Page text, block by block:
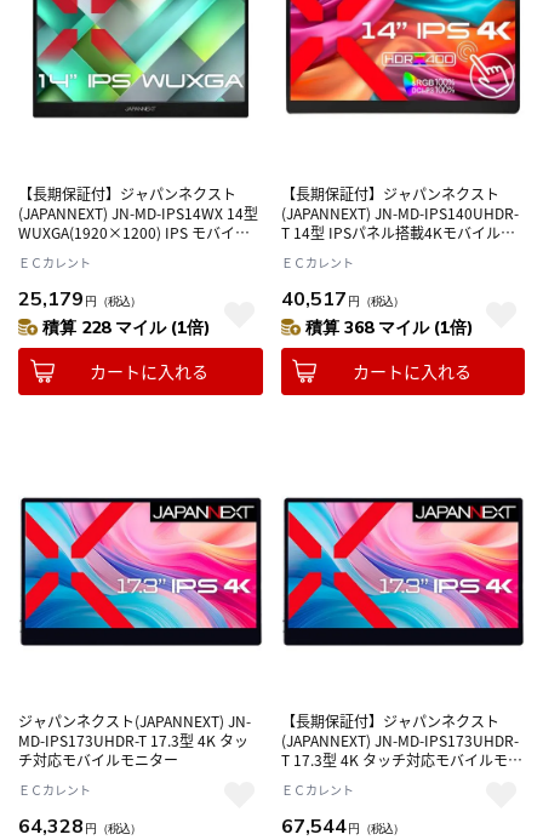
【長期保証付】ジャパンネクスト
(JAPANNEXT) JN-MD-IPS14WX 14型
WUXGA(1920×1200) IPS モバイル
ＥＣカレント
25,179 円 （税込）
積算 228 マイル (1倍)
カートに入れる
【長期保証付】ジャパンネクスト
(JAPANNEXT) JN-MD-IPS140UHDR-
T 14型 IPSパネル搭載4Kモバイルモ
ＥＣカレント
40,517 円 （税込）
積算 368 マイル (1倍)
カートに入れる
ジャパンネクスト(JAPANNEXT) JN-
MD-IPS173UHDR-T 17.3型 4K タッ
チ対応モバイルモニター
ＥＣカレント
64,328 円 （税込）
【長期保証付】ジャパンネクスト
(JAPANNEXT) JN-MD-IPS173UHDR-
T 17.3型 4K タッチ対応モバイルモニ
ＥＣカレント
67,544円 （税込）